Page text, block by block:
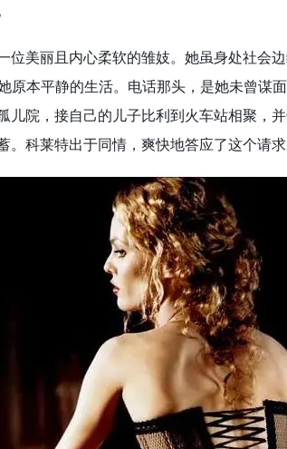
位美丽且内心柔软的雏妓。她虽身处社会
原本平静的生活。电话那头，是她未曾谋
儿院，接自己的儿子比利到火车站相聚，
。科莱特出于同情，爽快地答应了这个请求